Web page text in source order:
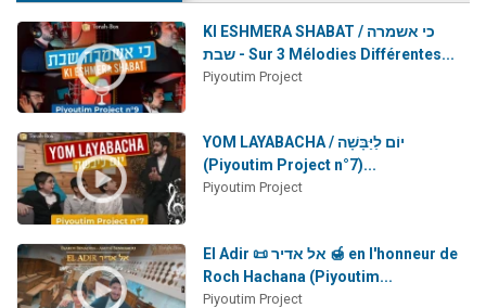
Ariel vient de donner son Maasser
Il reste 49 places pour étudier en groupe sur Zoom
Nathaniel vient de donner son Maasser
6 personnes viennent de faire un don pour 5 enfants déjà orphelins risquent de perdre leur maman
KI ESHMERA SHABAT / כי אשמרה
שבת - Sur 3 Mélodies Différentes...
Piyoutim Project
YOM LAYABACHA / יוֹם לַיַּבָּשָׁה
(Piyoutim Project n°7)...
Piyoutim Project
El Adir 📜 אל אדיר 🍯 en l'honneur de
Roch Hachana (Piyoutim...
Piyoutim Project